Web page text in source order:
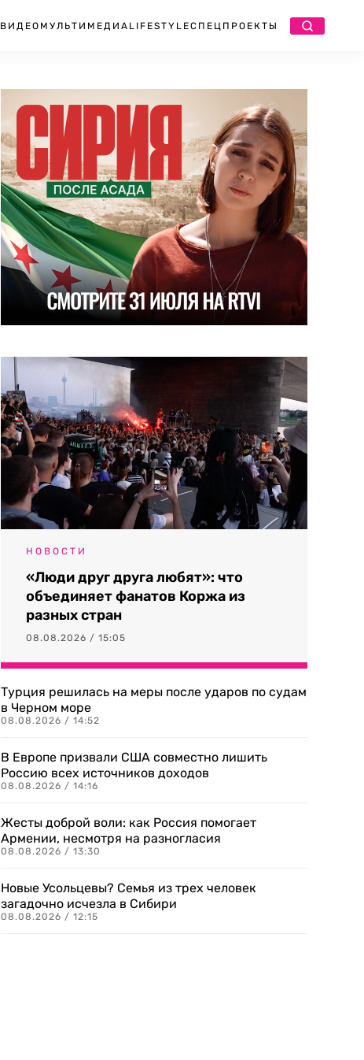
ВИДЕО МУЛЬТИМЕДИА LIFESTYLEСПЕЦПРОЕКТЫ
НОВОСТИ
«Люди друг друга любят»: что
объединяет фанатов Коржа из
разных стран
08.08.2026 / 15:05
Турция решилась на меры после ударов по судам
в Черном море
08.08.2026 / 14:52
В Европе призвали США совместно лишить
Россию всех источников доходов
08.08.2026 / 14:16
Жесты доброй воли: как Россия помогает
Армении, несмотря на разногласия
08.08.2026 / 13:30
Новые Усольцевы? Семья из трех человек
загадочно исчезла в Сибири
08.08.2026 / 12:15